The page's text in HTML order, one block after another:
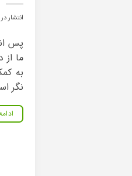
انتشار
پس
ما
به
نگر